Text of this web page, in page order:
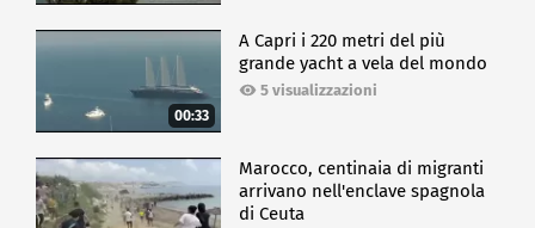
competenza, equilibrio. Fausto Biloslavo non ha mai
lesinato nessuna di queste caratteristiche. E oggi,
insieme a lui, vogliamo ringraziare tutti gli
straordinari professionisti che hanno scelto questo
lavoro e che rendono davvero un servizio
fondamentale a tutti noi. Grazie e davvero 'in bocca
al lupo' per la riuscita di questa iniziativa", ha
concluso Meloni.
00:33
A Capri i 220 metri del più
grande yacht a vela del mondo
5 visualizzazioni
Marocco, centinaia di migranti
arrivano nell'enclave spagnola
di Ceuta